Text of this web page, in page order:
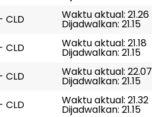
CLD Waktu aktual: 21.26
Dijadwalkan: 21.15
CLD Waktu aktual: 21.18
Dijadwalkan: 21.15
CLD Waktu aktual: 22.07
Dijadwalkan: 21.15
CLD Waktu aktual: 21.32
Dijadwalkan: 21.15